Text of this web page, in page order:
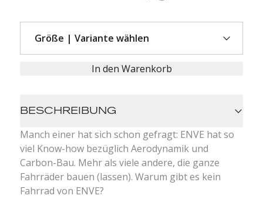
In den Warenkorb
BESCHREIBUNG
Manch einer hat sich schon gefragt: ENVE hat so
viel Know-how bezüglich Aerodynamik und
Carbon-Bau. Mehr als viele andere, die ganze
Fahrräder bauen (lassen). Warum gibt es kein
Fahrrad von ENVE?